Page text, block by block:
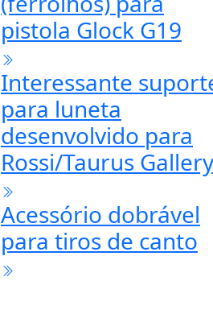
Carregadores
rápidos para revólver
Nos EUA é possível
comprar Slides
(ferrolhos) para
pistola Glock G19
Interessante suporte
para luneta
desenvolvido para